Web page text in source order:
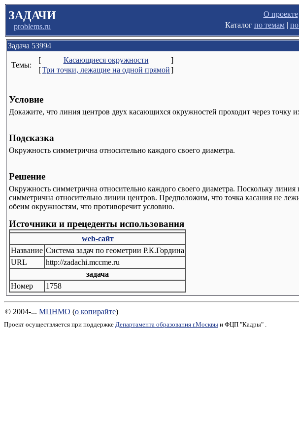
ЗАДАЧИ
problems.ru
О проекте
Каталог по темам|
Задача 53994
Темы:
[ Касающиеся окружности
]
[Три точки, лежащие на одной прямой]
Условие
Докажите, что линия центров двух касающихся окружностей проходит через точку
Подсказка
Окружность симметрична относительно каждого своего диаметра.
Решение
Окружность симметрична относительно каждого своего диаметра. Поскольку
симметрична относительно линии центров. Предположим, что точка касания не
обеим окружностям, что противоречит условию.
Источники и прецеденты использования
web-сайт
Название Система задач по геометрии Р.К.Гордина
URL
http://zadachi.mccme.ru
задача
Номер
1758
© 2004-... МЦНМО (о копирайте)
Проект осуществляется при поддержке Департамента образования г.Москвы и ФЦП "Кадры" .